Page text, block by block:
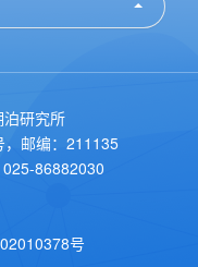
研究所
，邮编：211135
86882030
号